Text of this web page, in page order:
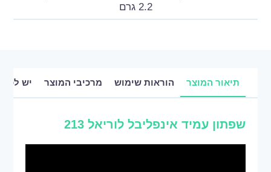
2.2 גרם
תיאור המוצר הוראות שימוש מרכיבי המוצר יש
שפתון עמיד אינפליבל לוריאל 213